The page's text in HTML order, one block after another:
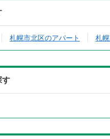
札幌市北区のアパート 札
す